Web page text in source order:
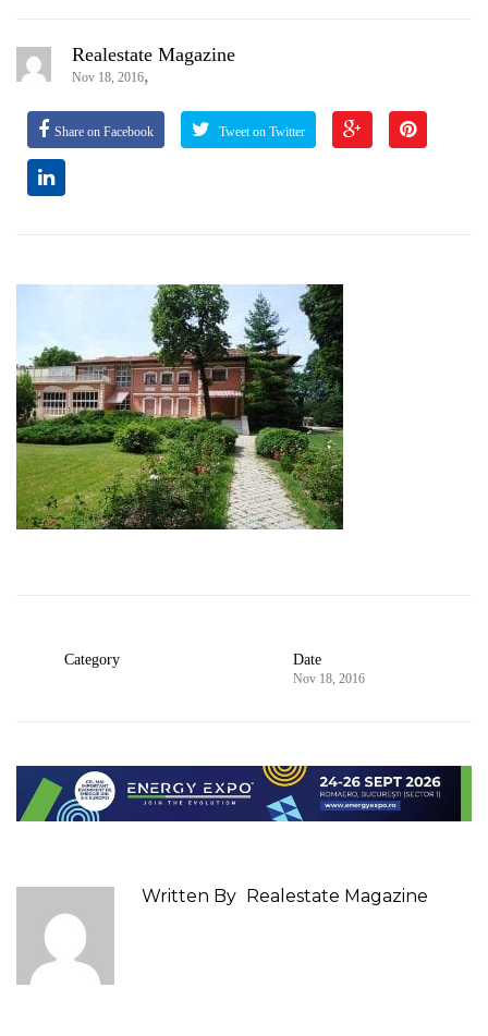
Realestate Magazine
Nov 18, 2016,
Share on Facebook Tweet on Twitter
Category Date
Nov 18, 2016
Written By Realestate Magazine